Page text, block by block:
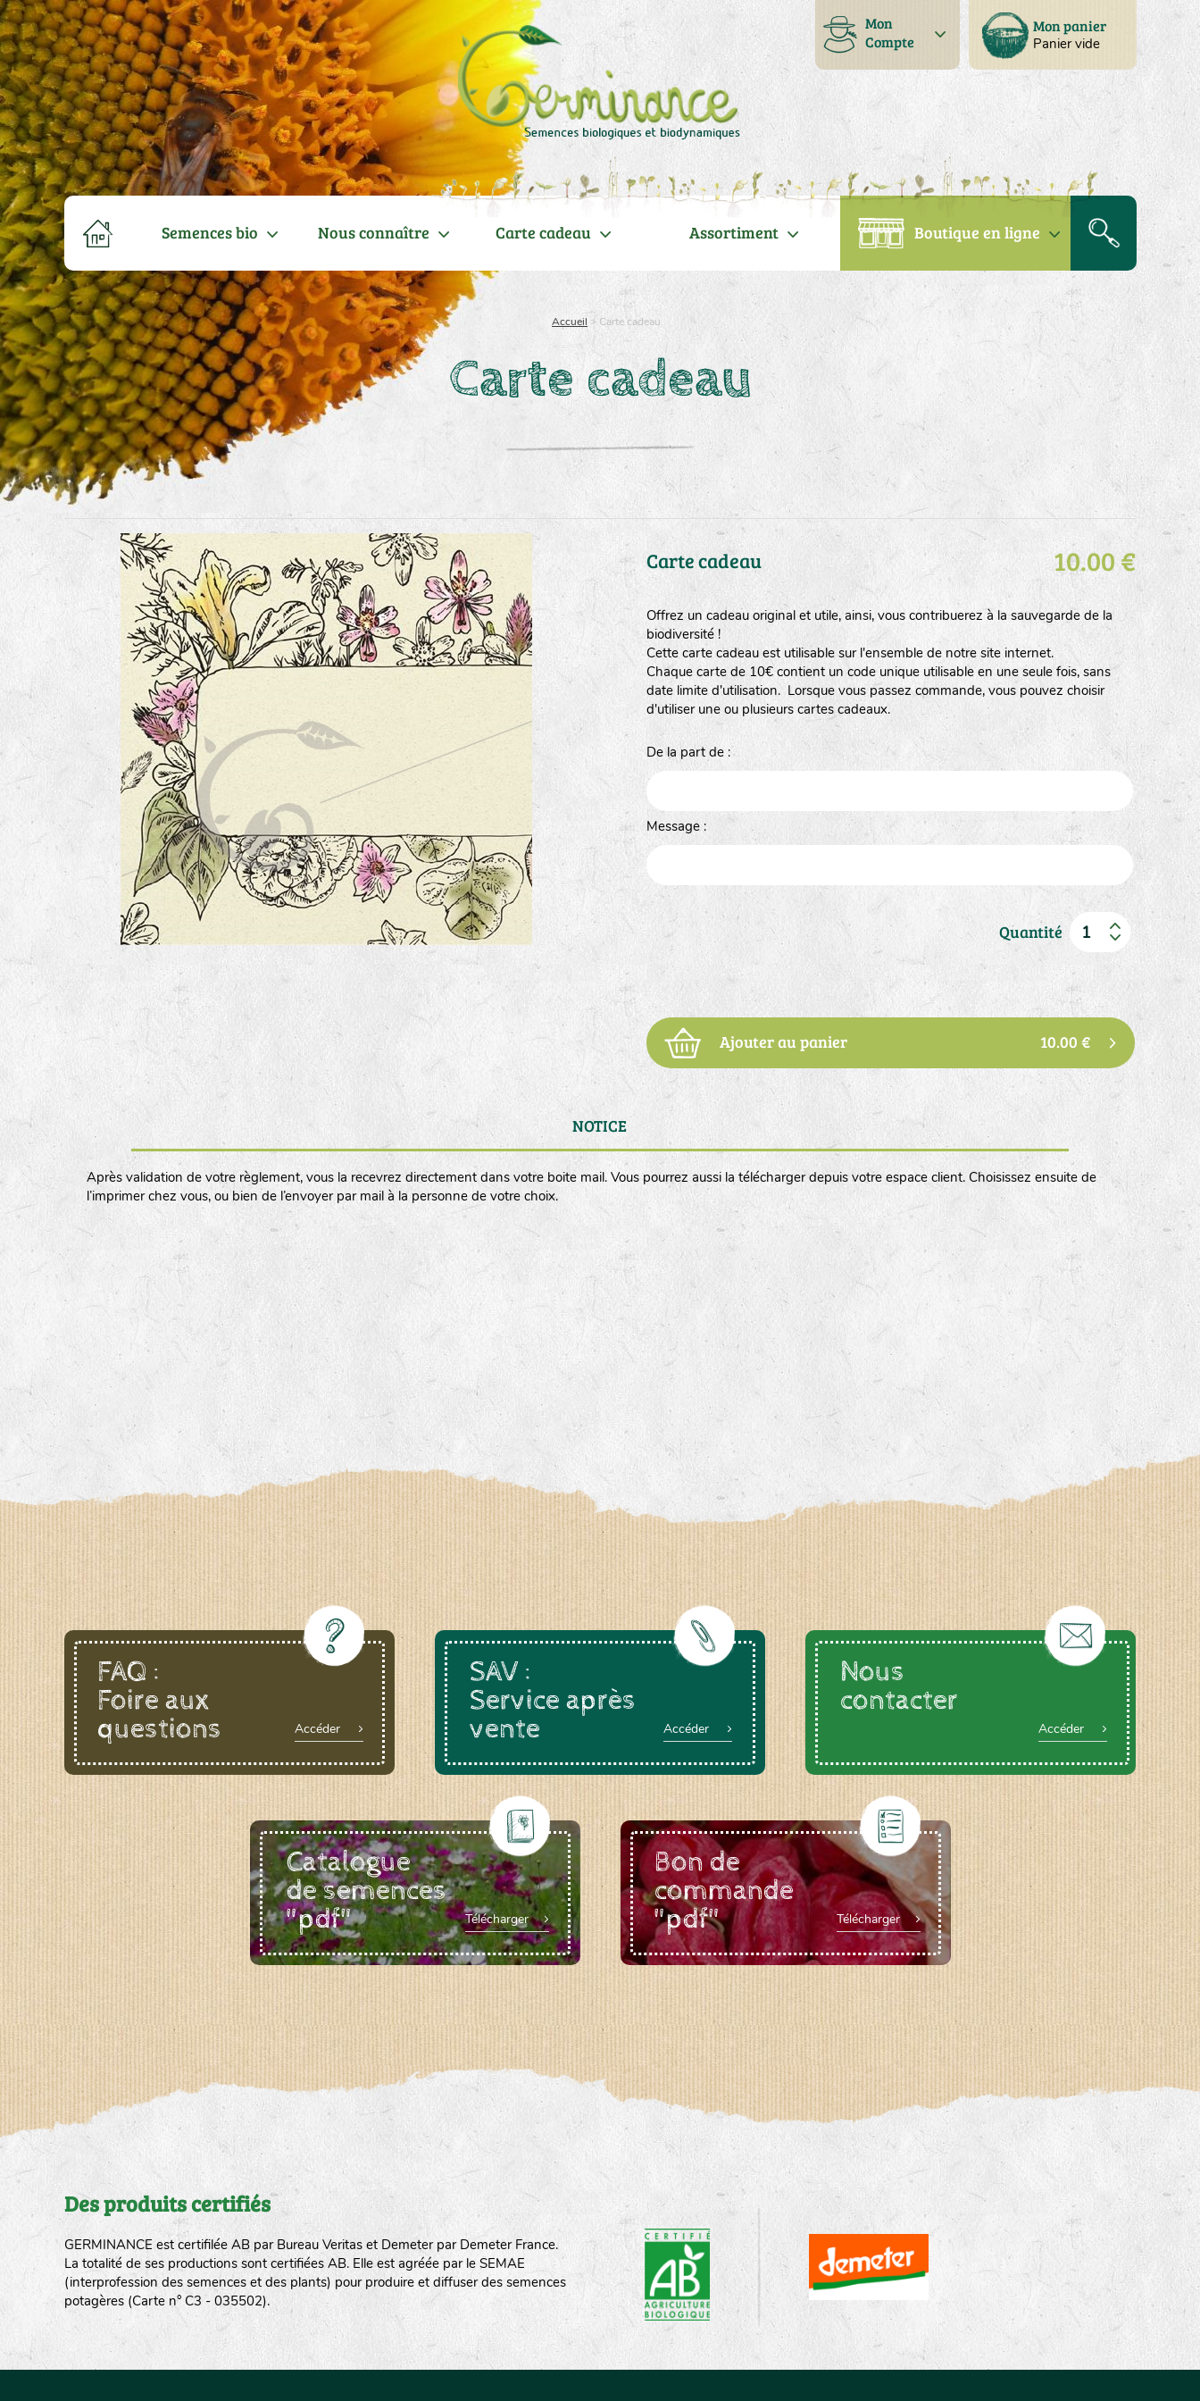
Mon panier
Panier vide
Mon
Compte
Semences bio Nous connaître Carte cadeau Assortiment Boutique en ligne
Accueil > Carte cadeau
Carte cadeau
Carte cadeau 10.00 €
Offrez un cadeau original et utile, ainsi, vous contribuerez à la sauvegarde de la
biodiversité !
Cette carte cadeau est utilisable sur l'ensemble de notre site internet.
Chaque carte de 10€ contient un code unique utilisable en une seule fois, sans
date limite d'utilisation. Lorsque vous passez commande, vous pouvez choisir
d'utiliser une ou plusieurs cartes cadeaux.
De la part de :
Message :
Quantité
Ajouter au panier 10.00 €
NOTICE
Après validation de votre règlement, vous la recevrez directement dans votre boite mail. Vous pourrez aussi la télécharger depuis votre espace client. Choisissez ensuite de
l’imprimer chez vous, ou bien de l’envoyer par mail à la personne de votre choix.
FAQ :
Foire aux
questions
Accéder
SAV :
Service après
vente
Accéder
Nous
contacter
Accéder
Catalogue
de semences
"pdf"
Télécharger
Bon de
commande
"pdf"
Télécharger
Des produits certifiés
GERMINANCE est certifilée AB par Bureau Veritas et Demeter par Demeter France.
La totalité de ses productions sont certifiées AB. Elle est agréée par le SEMAE
(interprofession des semences et des plants) pour produire et diffuser des semences
potagères (Carte n° C3 - 035502).